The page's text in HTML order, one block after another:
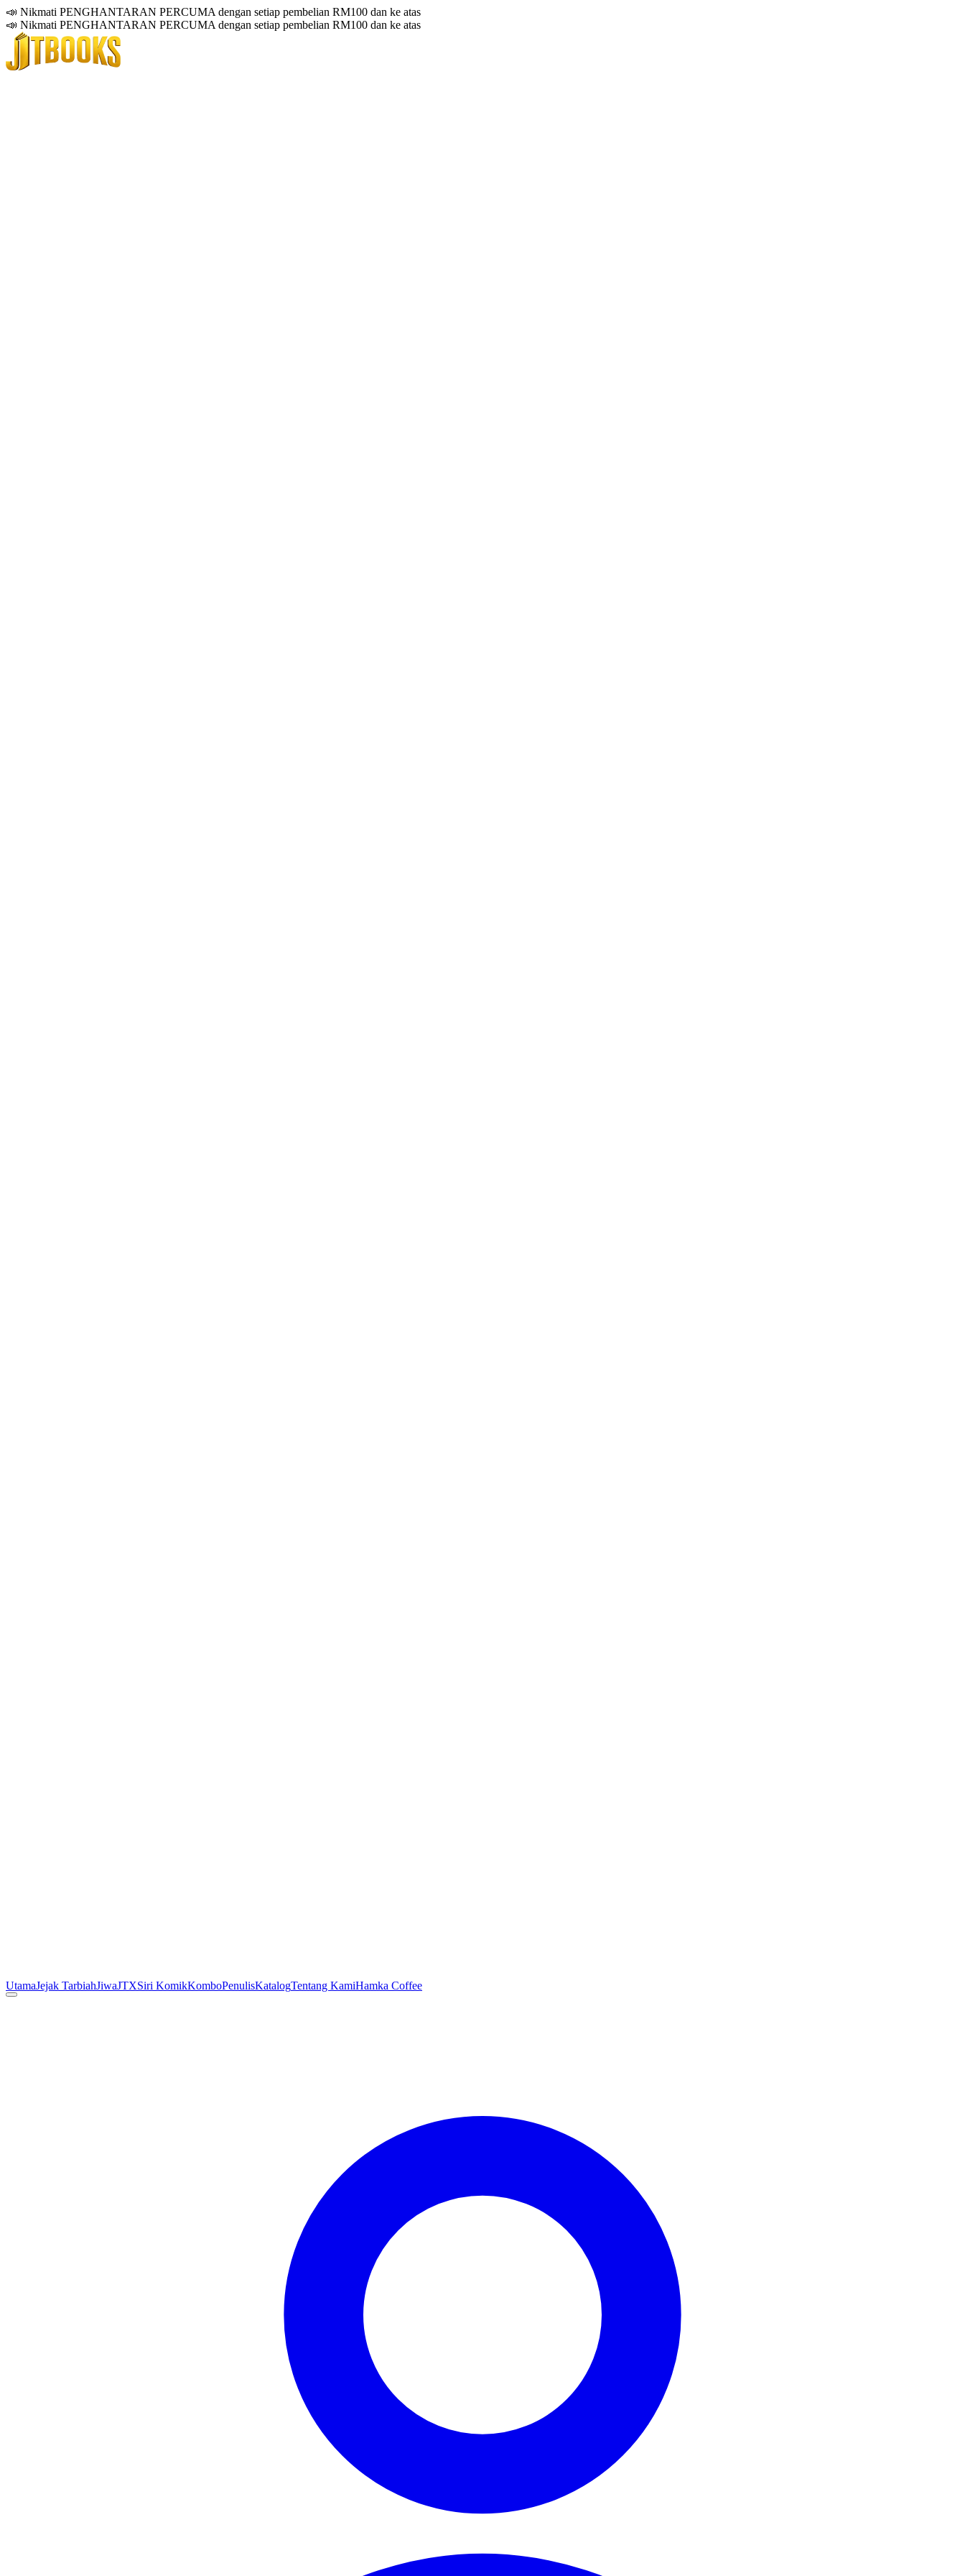
📣 Nikmati PENGHANTARAN PERCUMA dengan setiap pembelian RM100 dan ke atas
📣 Nikmati PENGHANTARAN PERCUMA dengan setiap pembelian RM100 dan ke atas
UtamaJejak TarbiahJiwaJTXSiri KomikKomboPenulisKatalogTentang KamiHamka Coffee